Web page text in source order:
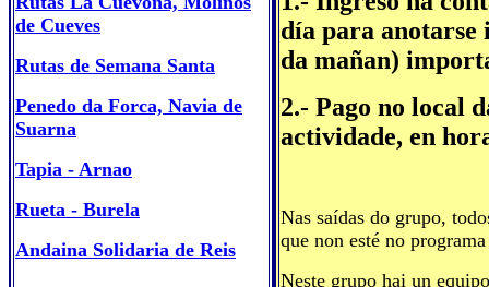
de Cueves
Rutas de Semana Santa
Penedo da Forca, Navia de
Suarna
Tapia - Arnao
Rueta - Burela
Andaina Solidaria de Reis
día para anotarse
da mañan)
2.- Pago no local
actividade, en
Nas saídas do grupo,
que non esté no
Neste grupo hai un